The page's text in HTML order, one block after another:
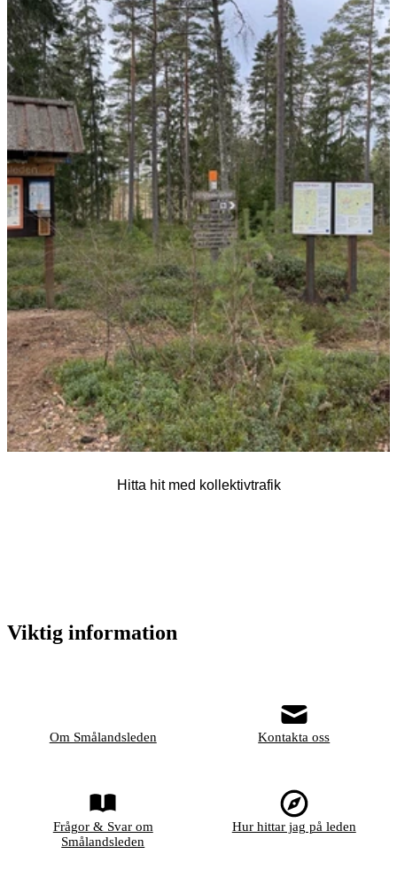
Hitta hit med kollektivtrafik
Viktig information
Om Smålandsleden Kontakta oss
Frågor & Svar om
Smålandsleden
Hur hittar jag på leden